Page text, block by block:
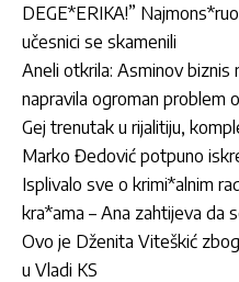
DEGE*ERIKA!”
učesnici se skamenili
Aneli otkrila: Asminov biznis
napravila ogroman problem
Gej trenutak u rijalitiju,
Marko Đedović potpuno
Isplivalo sve o krimi*alnim
kra*ama – Ana zahtijeva da
Ovo je Dženita Viteškić
u Vladi KS